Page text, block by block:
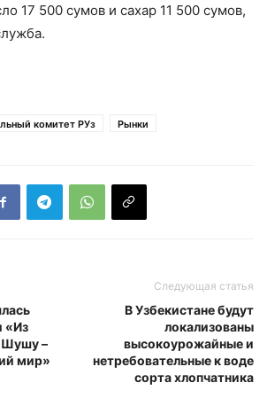
17 500 сумов и сахар 11 500 сумов,
комитет РУз Рынки
«Из
Шушу –
мир»
Следующая статья
В Узбекистане будут
локализованы
высокоурожайные и
нетребовательные к воде
сорта хлопчатника